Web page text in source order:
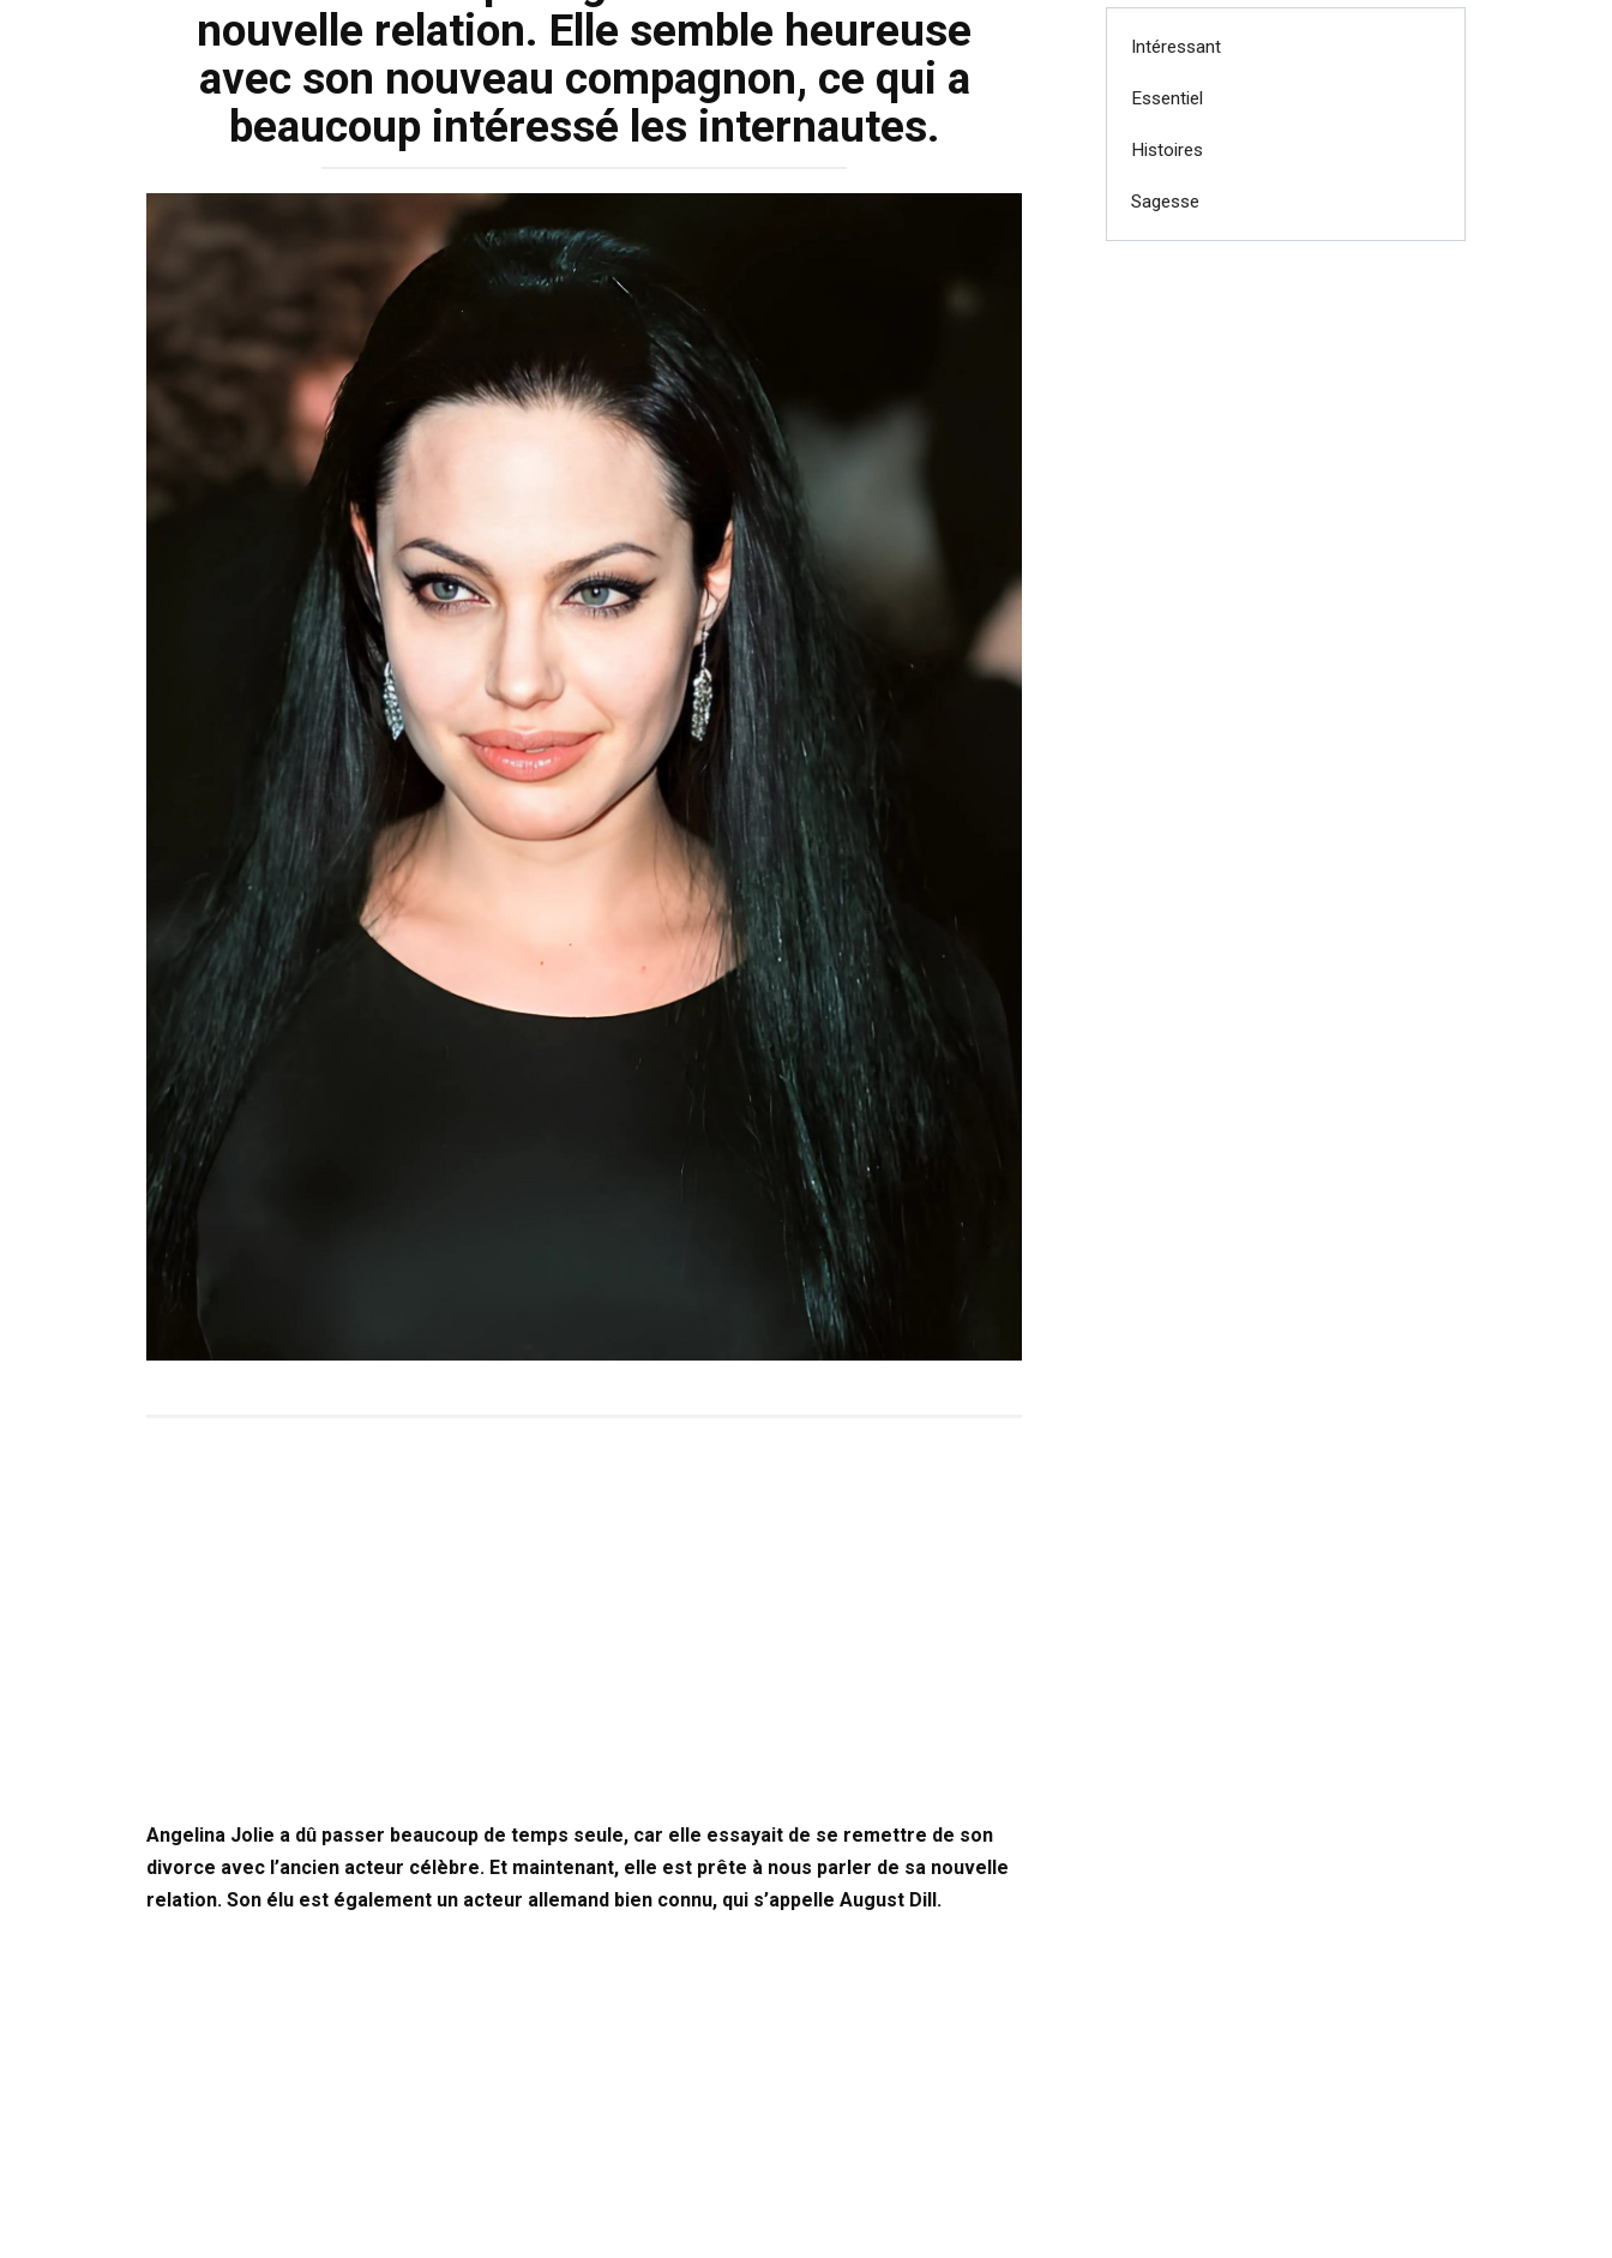
nouvelle relation. Elle semble heureuse
avec son nouveau compagnon, ce qui a
beaucoup intéressé les internautes.
Angelina Jolie a dû passer beaucoup de temps seule, car elle essayait de se remettre de son
divorce avec l’ancien acteur célèbre. Et maintenant, elle est prête à nous parler de sa nouvelle
relation. Son élu est également un acteur allemand bien connu, qui s’appelle August Dill.
Intéressant
Essentiel
Histoires
Sagesse